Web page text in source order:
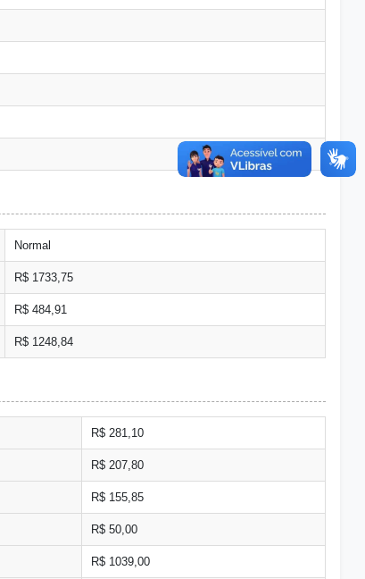
Normal
R$ 1733,75
R$ 484,91
R$ 1248,84
R$ 281,10
R$ 207,80
R$ 155,85
R$ 50,00
R$ 1039,00